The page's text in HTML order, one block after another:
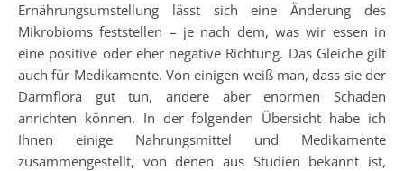
Ernährungsumstellung lässt sich eine Änderung des
Mikrobioms feststellen – je nach dem, was wir essen in
eine positive oder eher negative Richtung. Das Gleiche gilt
auch für Medikamente. Von einigen weiß man, dass sie der
Darmflora gut tun, andere aber enormen Schaden
anrichten können. In der folgenden Übersicht habe ich
Ihnen einige Nahrungsmittel und Medikamente
zusammengestellt, von denen aus Studien bekannt ist,